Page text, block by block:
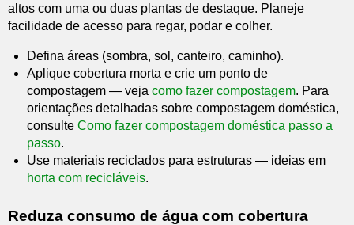
altos com uma ou duas plantas de destaque. Planeje
facilidade de acesso para regar, podar e colher.
Defina áreas (sombra, sol, canteiro, caminho).
Aplique cobertura morta e crie um ponto de
compostagem — veja como fazer compostagem. Para
orientações detalhadas sobre compostagem doméstica,
consulte Como fazer compostagem doméstica passo a
passo.
Use materiais reciclados para estruturas — ideias em
horta com recicláveis.
Reduza consumo de água com cobertura